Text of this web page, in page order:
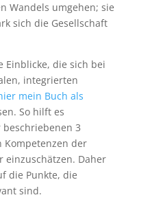
Wandels umgehen; sie
sich die Gesellschaft
Einblicke, die sich bei
integrierten
mein Buch als
So hilft es
3
der
einzuschätzen. Daher
die Punkte, die
sind.